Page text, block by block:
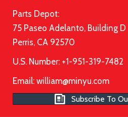
Parts Depot:
75 Paseo Adelanto, Building D
Perris, CA 92570
U.S. Number: +1-951-319-7482
Email: william@minyu.com
Subscribe To